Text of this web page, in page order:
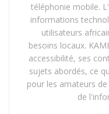
téléphonie mobile.
informations
utilisateurs
besoins locaux.
accessibilité, ses
sujets abordés, ce
pour les amateurs
de